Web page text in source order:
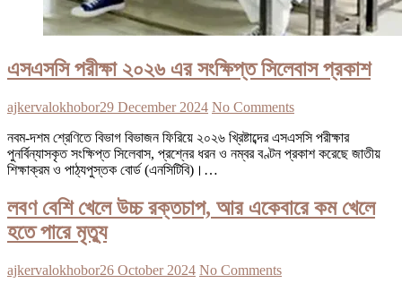
এসএসসি পরীক্ষা ২০২৬ এর সংক্ষিপ্ত সিলেবাস প্রকাশ
ajkervalokhobor29 December 2024 No Comments
নবম-দশম শ্রেণিতে বিভাগ বিভাজন ফিরিয়ে ২০২৬ খ্রিষ্টাব্দের এসএসসি পরীক্ষার
পুনর্বিন্যাসকৃত সংক্ষিপ্ত সিলেবাস, প্রশ্নের ধরন ও নম্বর বণ্টন প্রকাশ করেছে জাতীয়
শিক্ষাক্রম ও পাঠ্যপুস্তক বোর্ড (এনসিটিবি)।…
লবণ বেশি খেলে উচ্চ রক্তচাপ, আর একেবারে কম খেলে
হতে পারে মৃত্যু
ajkervalokhobor26 October 2024 No Comments